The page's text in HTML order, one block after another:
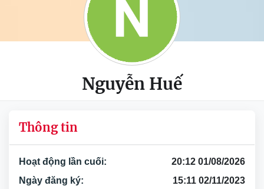
Nguyễn Huế
Thông tin
Hoạt động lần cuối:
20:12 01/08/2026
Ngày đăng ký:
15:11 02/11/2023